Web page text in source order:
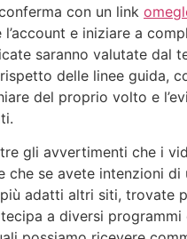
con un link
e iniziare a
saranno valutate dal
delle linee guida,
del proprio volto e
gli avvertimenti che i
che se avete intenzioni
adatti altri siti, trovate
a diversi